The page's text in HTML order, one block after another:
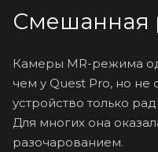
Смешанная
Камеры MR-режима
чем у Quest Pro, но не
устройство только
Для многих она
разочарованием.